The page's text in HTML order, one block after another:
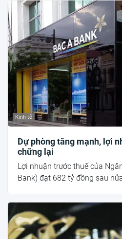
Kinh tế
Dự phòng tăng mạnh, lợi
chững lại
Lợi nhuận trước thuế của
Bank) đạt 682 tỷ đồng sau